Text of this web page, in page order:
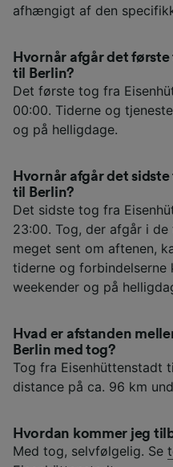
afhængigt af den
Hvornår afgår det
til Berlin?
Det første tog fra
00:00. Tiderne og
og på helligdage.
Hvornår afgår det
til Berlin?
Det sidste tog fra
23:00. Tog, der afgår i
meget sent om aftenen,
tiderne og forbindelserne
weekender og på
Hvad er afstanden
Berlin med tog?
Tog fra Eisenhüttenstadt
distance på ca. 96 km
Hvordan kommer jeg
Med tog, selvfølgelig. Se